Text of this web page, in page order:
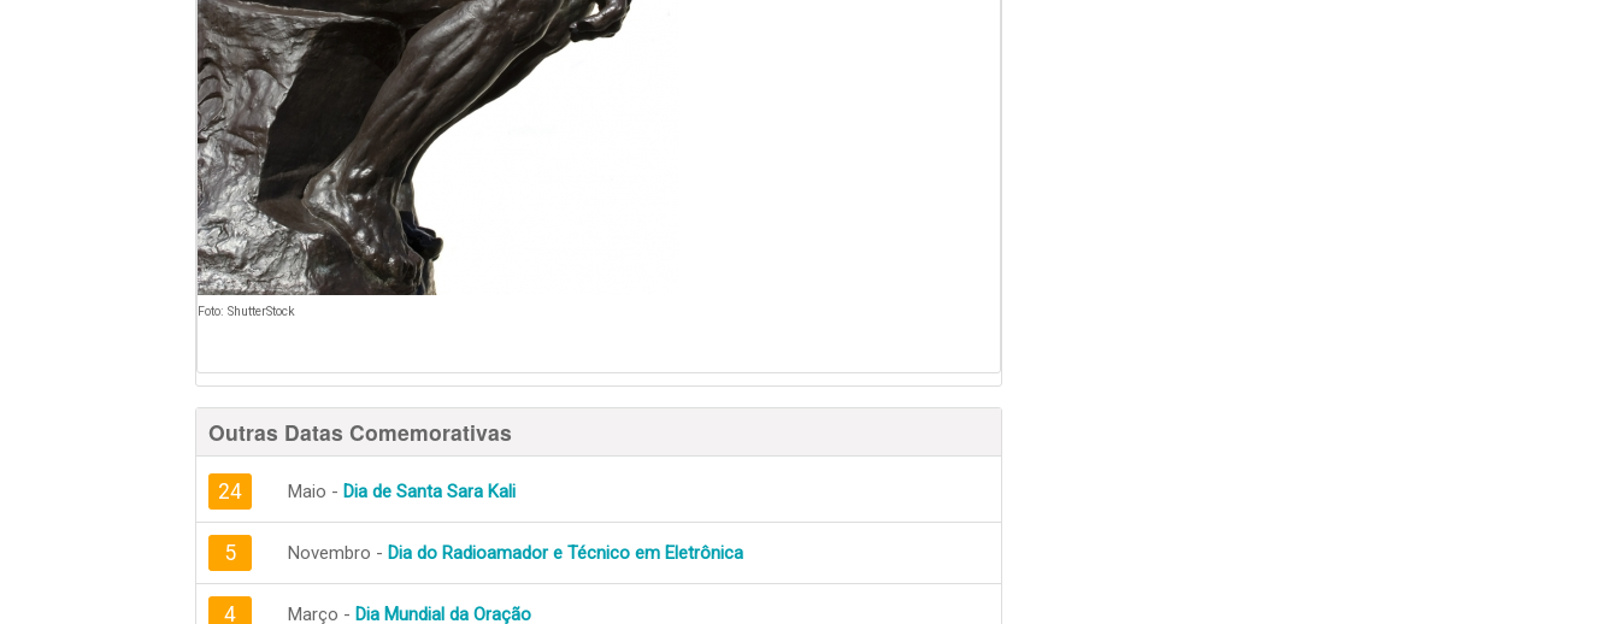
Foto: ShutterStock
Outras Datas Comemorativas
24 Maio - Dia de Santa Sara Kali
5 Novembro - Dia do Radioamador e Técnico em Eletrônica
4 Março - Dia Mundial da Oração